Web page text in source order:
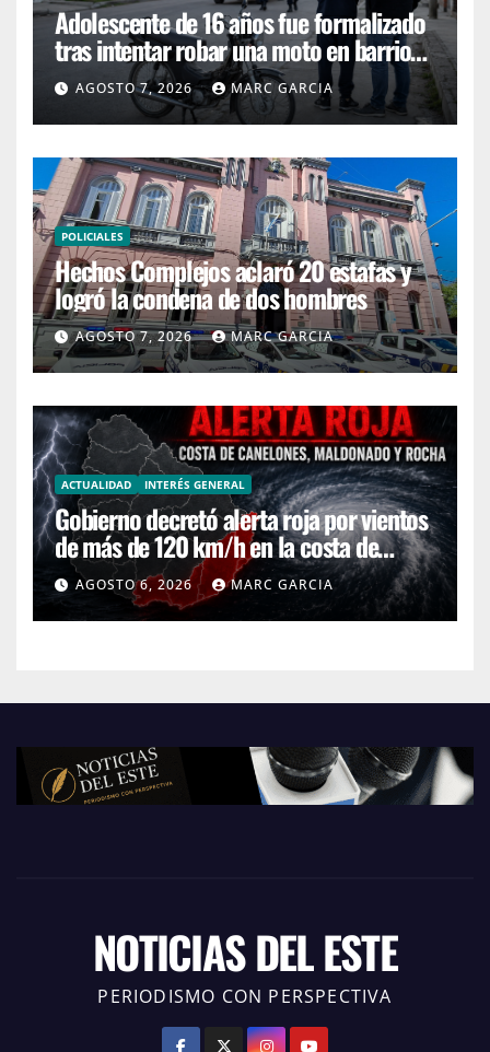
Adolescente de 16 años fue formalizado
tras intentar robar una moto en barrio
4HAGOSTO 7, 2026 MARC GARCIA
POLICIALES
Hechos Complejos aclaró 20 estafas y
logró la condena de dos hombres
AGOSTO 7, 2026 MARC GARCIA
ACTUALIDAD INTERÉS GENERAL
Gobierno decretó alerta roja por vientos
de más de 120 km/h en la costa de
Canelones, Maldonado y Rocha
AGOSTO 6, 2026 MARC GARCIA
NOTICIAS DEL ESTE
PERIODISMO CON PERSPECTIVA